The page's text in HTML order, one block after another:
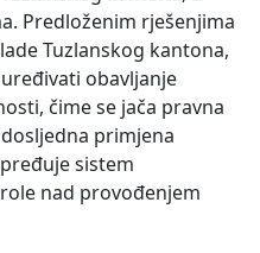
Predloženim rješenjima
Tuzlanskog kantona,
obavljanje
čime se jača pravna
primjena
sistem
nad provođenjem